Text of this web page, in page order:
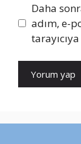
Daha
adım, e-